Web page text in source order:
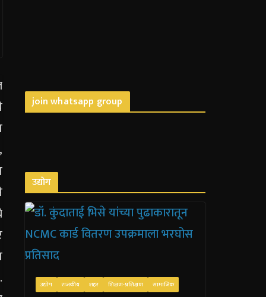
join whatsapp group
उद्योग
उद्योग राजकीय शहर शिक्षण-प्रशिक्षण सामाजिक